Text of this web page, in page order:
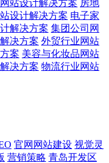
站设计解决方案 房地
设计解决方案 电子家
解决方案 集团公司网
决方案 外贸行业网站
案 美容与化妆品网站
决方案 物流行业网站
官网网站建设 视觉灵
营销策略 青岛开发区